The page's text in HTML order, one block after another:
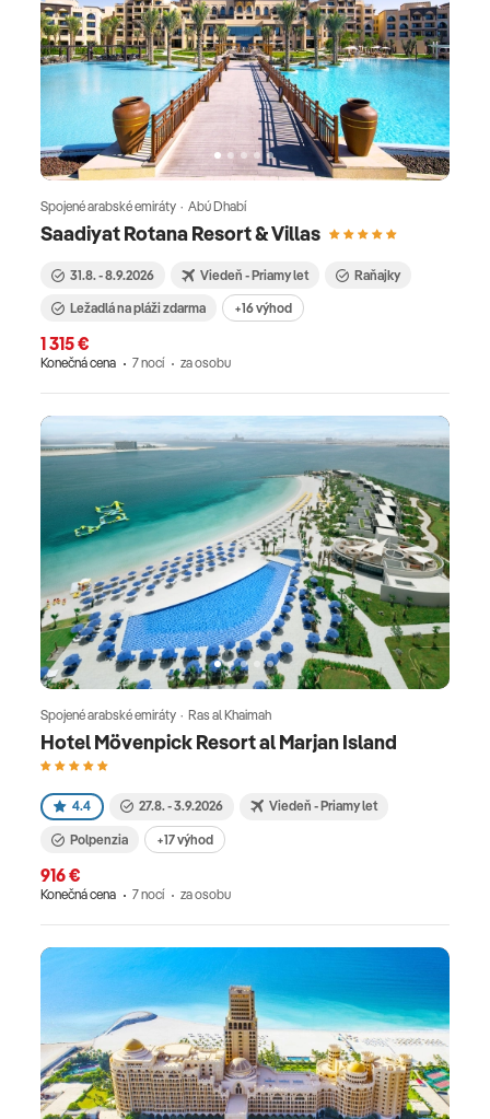
Saadiyat Rotana Resort & Villas
Spojené arabské emiráty · Abú Dhabí
31.8. - 8.9.2026 Viedeň - Priamy let
Raňajky
Ležadlá na pláži zdarma
+16 výhod
1 315 €
Konečná cena 7 nocí za osobu
Hotel Mövenpick Resort al Marjan Island
Spojené arabské emiráty · Ras al Khaimah
4.4 27.8. - 3.9.2026 Viedeň - Priamy let
Polpenzia +17 výhod
916 €
Konečná cena 7 nocí za osobu